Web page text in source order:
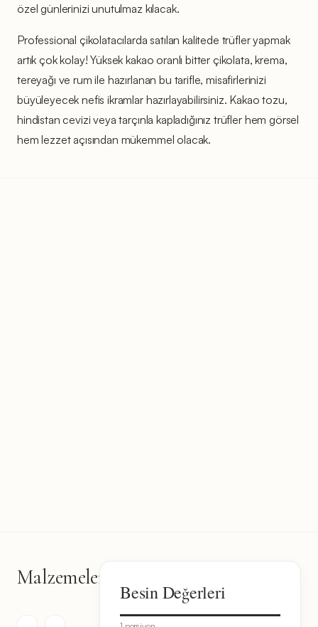
özel günlerinizi unutulmaz kılacak.
Professional çikolatacılarda satılan kalitede trüfler yapmak
artık çok kolay! Yüksek kakao oranlı bitter çikolata, krema,
tereyağı ve rum ile hazırlanan bu tarifle, misafirlerinizi
büyüleyecek nefis ikramlar hazırlayabilirsiniz. Kakao tozu,
hindistan cevizi veya tarçınla kapladığınız trüfler hem görsel
hem lezzet açısından mükemmel olacak.
Malzemeler
malzeme
Besin Değerleri